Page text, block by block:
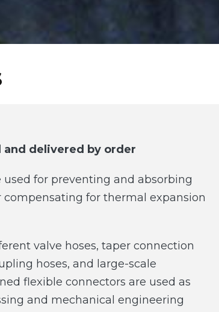
delivered by order
for preventing and absorbing
compensating for thermal expansion
valve hoses, taper connection
hoses, and large-scale
flexible connectors are used as
and mechanical engineering